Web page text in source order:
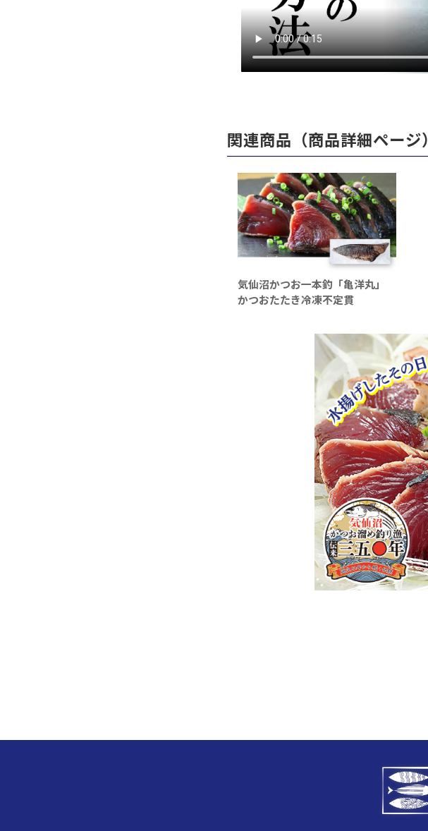
関連商品（商品詳細ページ）
気仙沼かつお一本釣「亀洋丸」
かつおたたき冷凍不定貫